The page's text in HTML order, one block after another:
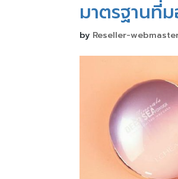
มาตรฐานที่
by Reseller-